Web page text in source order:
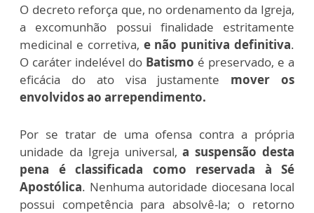
O decreto reforça que, no ordenamento da Igreja,
a excomunhão possui finalidade estritamente
medicinal e corretiva, e não punitiva definitiva.
O caráter indelével do Batismo é preservado, e a
eficácia do ato visa justamente mover os
envolvidos ao arrependimento.
Por se tratar de uma ofensa contra a própria
unidade da Igreja universal,a suspensão desta
pena é classificada como reservada à Sé
Apostólica. Nenhuma autoridade diocesana local
possui competência para absolvê-la; o retorno